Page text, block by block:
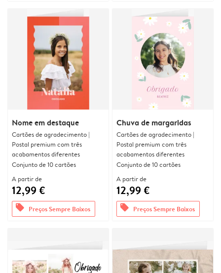
Nome em destaque
Cartões de agradecimento |
Postal premium com três
acabamentos diferentes
Conjunto de 10 cartões
A partir de
12,99 €
offers Preços Sempre Baixos
Chuva de margaridas
Cartões de agradecimento |
Postal premium com três
acabamentos diferentes
Conjunto de 10 cartões
A partir de
12,99 €
offers Preços Sempre Baixos